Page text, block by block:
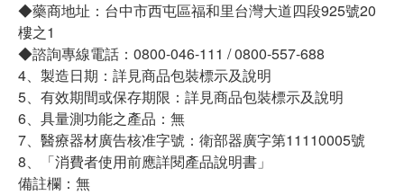
◆藥商地址：台中市西屯區福和里台灣大道四段925號20
樓之1
◆諮詢專線電話：0800-046-111 / 0800-557-688
4、製造日期：詳見商品包裝標示及說明
5、有效期間或保存期限：詳見商品包裝標示及說明
6、具量測功能之產品：無
7、醫療器材廣告核准字號：衛部器廣字第11110005號
8、「消費者使用前應詳閱產品說明書」
備註欄：無